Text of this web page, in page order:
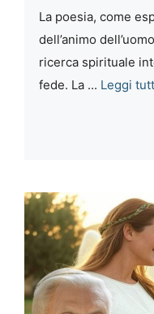
La poesia, come
dell’animo
ricerca spirituale
fede. La ... Leggi